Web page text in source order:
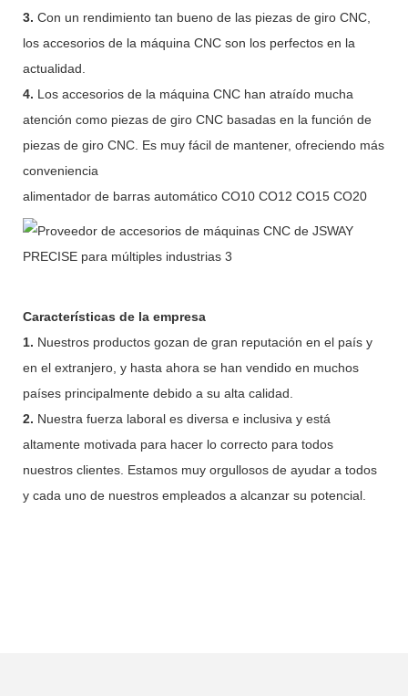
3. Con un rendimiento tan bueno de las piezas de giro CNC,
los accesorios de la máquina CNC son los perfectos en la
actualidad.
4. Los accesorios de la máquina CNC han atraído mucha
atención como piezas de giro CNC basadas en la función de
piezas de giro CNC. Es muy fácil de mantener, ofreciendo más
conveniencia
alimentador de barras automático CO10 CO12 CO15 CO20
Características de la empresa
1. Nuestros productos gozan de gran reputación en el país y
en el extranjero, y hasta ahora se han vendido en muchos
países principalmente debido a su alta calidad.
2. Nuestra fuerza laboral es diversa e inclusiva y está
altamente motivada para hacer lo correcto para todos
nuestros clientes. Estamos muy orgullosos de ayudar a todos
y cada uno de nuestros empleados a alcanzar su potencial.